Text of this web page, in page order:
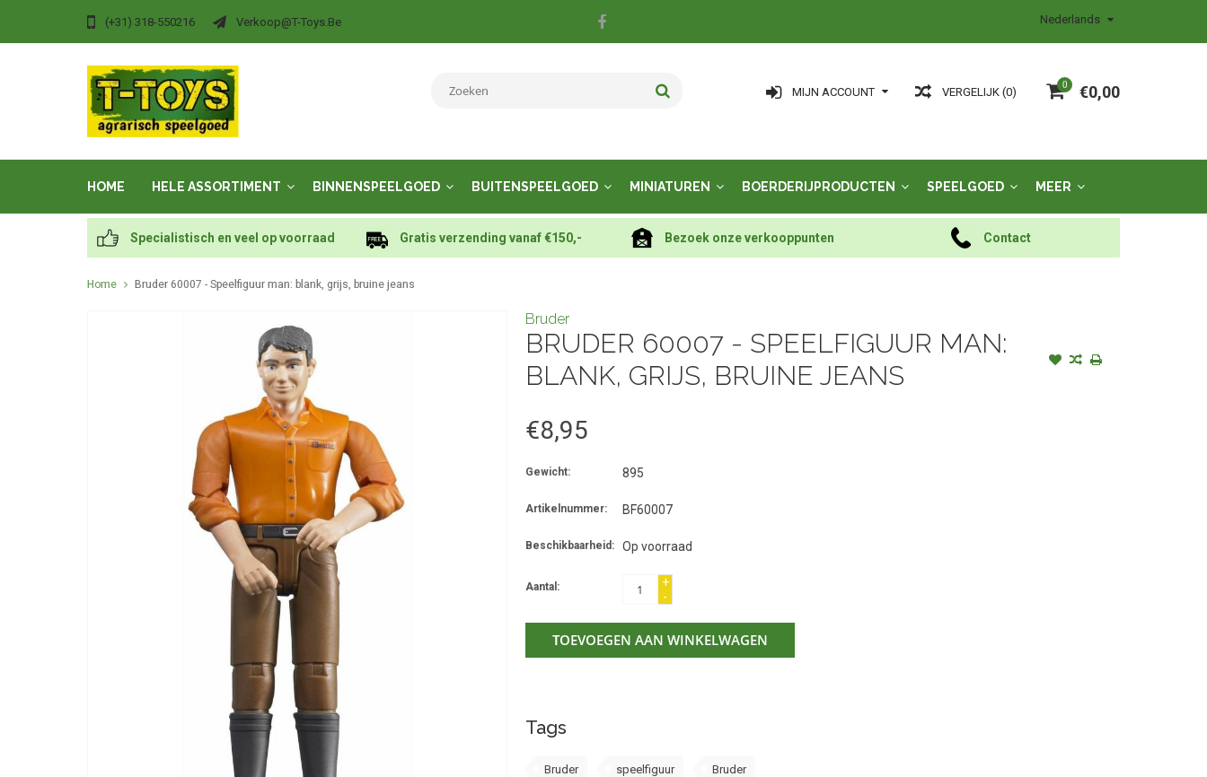
(+31) 318-550216 Verkoop@t-Toys.be Nederlands
0 €0,00
VERGELIJK (0)
MIJN ACCOUNT
HOME HELE ASSORTIMENT BINNENSPEELGOED BUITENSPEELGOED MINIATUREN BOERDERIJPRODUCTEN SPEELGOED MEER
Specialistisch en veel op voorraad Gratis verzending vanaf €150,- Bezoek onze verkooppunten Contact
Home Bruder 60007 - Speelfiguur man: blank, grijs, bruine jeans
Bruder
BRUDER 60007 - SPEELFIGUUR MAN:
BLANK, GRIJS, BRUINE JEANS
€8,95
Gewicht: 895
Artikelnummer: BF60007
Beschikbaarheid: Op voorraad
Aantal:
+
-
TOEVOEGEN AAN WINKELWAGEN
Tags
Bruder speelfiguur Bruder